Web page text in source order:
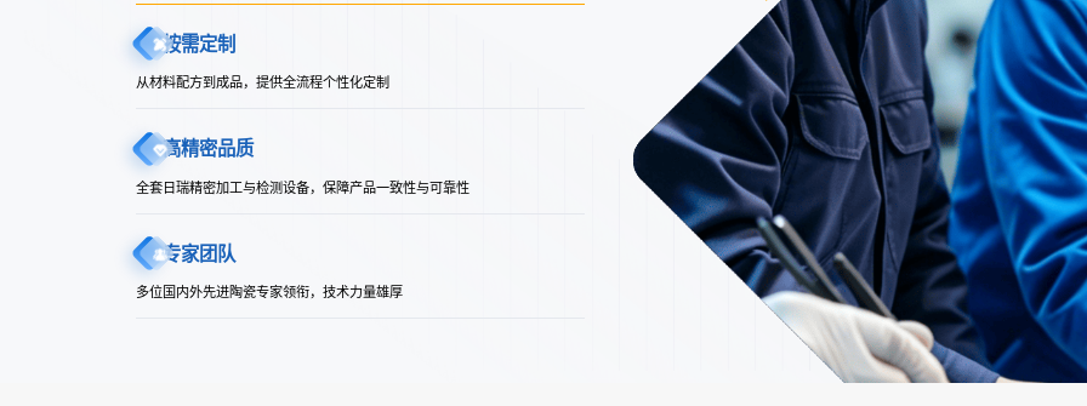
按需定制
从材料配方到成品，提供全流程个性化定制
高精密品质
全套日瑞精密加工与检测设备，保障产品一致性与可靠性
专家团队
多位国内外先进陶瓷专家领衔，技术力量雄厚